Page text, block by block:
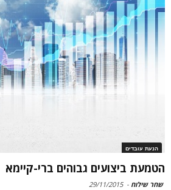
הנעת עובדים
הטמעת ביצועים גבוהים ברי-קיימא
שחר שילוח -
29/11/2015